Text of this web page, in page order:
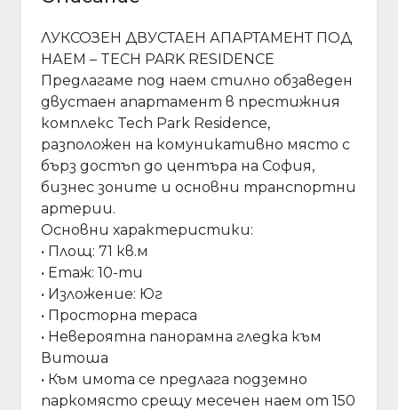
ЛУКСОЗЕН ДВУСТАЕН АПАРТАМЕНТ ПОД
НАЕМ – TECH PARK RESIDENCE
Предлагаме под наем стилно обзаведен
двустаен апартамент в престижния
комплекс Tech Park Residence,
разположен на комуникативно място с
бърз достъп до центъра на София,
бизнес зоните и основни транспортни
артерии.
Основни характеристики:
• Площ: 71 кв.м
• Етаж: 10-ти
• Изложение: Юг
• Просторна тераса
• Невероятна панорамна гледка към
Витоша
• Към имота се предлага подземно
паркомясто срещу месечен наем от 150